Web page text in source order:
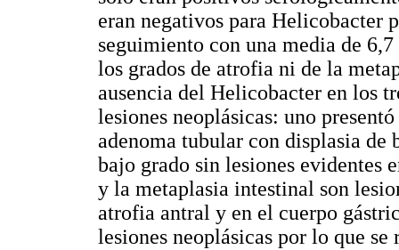
eran negativos para Helicobacter
seguimiento con una media de
los grados de atrofia ni de la
ausencia del Helicobacter en los
lesiones neoplásicas: uno
adenoma tubular con displasia de
bajo grado sin lesiones evidentes
y la metaplasia intestinal son
atrofia antral y en el cuerpo
lesiones neoplásicas por lo que